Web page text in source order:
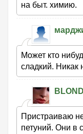
на быт. химию.
Может кто
сладкий. Никак
BLONDI
Пристраиваю
петуний. Они в